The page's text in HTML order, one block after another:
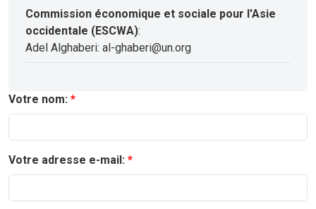
Commission économique et sociale pour l'Asie
occidentale (ESCWA):
Adel Alghaberi: al-ghaberi@un.org
Votre nom:
Votre adresse e-mail: